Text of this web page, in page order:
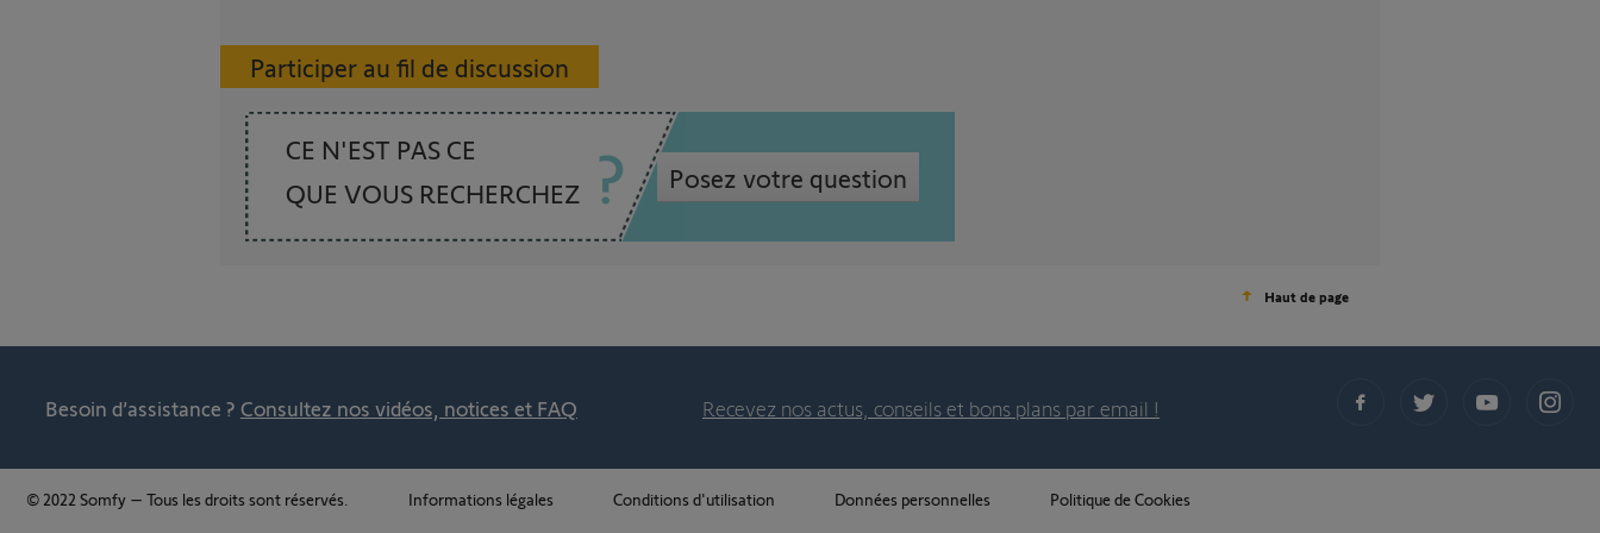
Participer au fil de discussion
CE N'EST PAS CE
QUE VOUS RECHERCHEZ
Posez votre question
Haut de page
Besoin d’assistance ? Consultez nos vidéos, notices et FAQ Recevez nos actus, conseils et bons plans par email !
© 2022 Somfy – Tous les droits sont réservés. Informations légales Conditions d'utilisation Données personnelles Politique de Cookies